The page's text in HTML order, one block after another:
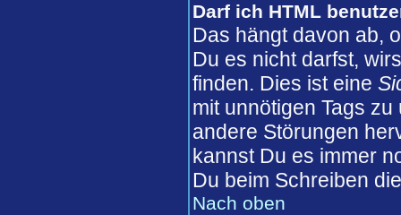
Darf ich HTML
Das hängt davon ab,
Du es nicht darfst,
finden. Dies ist eine
mit unnötigen Tags
andere Störungen
kannst Du es immer
Du beim Schreiben
Nach oben